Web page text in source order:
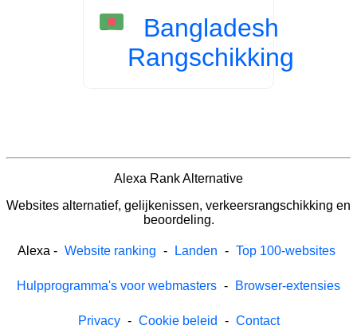
Bangladesh
Rangschikking
Alexa Rank Alternative
Websites alternatief, gelijkenissen, verkeersrangschikking en
beoordeling.
Alexa - Website ranking - Landen - Top 100-websites
Hulpprogramma's voor webmasters - Browser-extensies
Privacy - Cookie beleid - Contact